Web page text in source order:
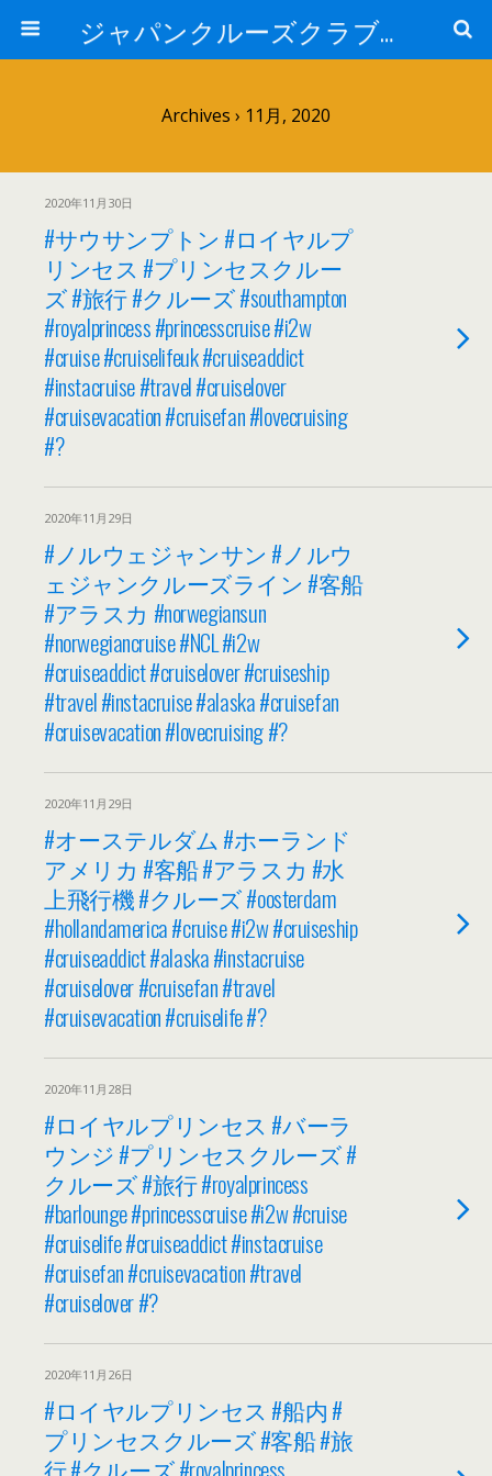
ジャパンクルーズクラブ トピック
Archives › 11月, 2020
2020年11月30日
#サウサンプトン #ロイヤルプ
リンセス #プリンセスクルー
ズ #旅行 #クルーズ #southampton
#royalprincess #princesscruise #i2w
#cruise #cruiselifeuk #cruiseaddict
#instacruise #travel #cruiselover
#cruisevacation #cruisefan #lovecruising
#?
2020年11月29日
#ノルウェジャンサン #ノルウ
ェジャンクルーズライン #客船
#アラスカ #norwegiansun
#norwegiancruise #NCL #i2w
#cruiseaddict #cruiselover #cruiseship
#travel #instacruise #alaska #cruisefan
#cruisevacation #lovecruising #?
2020年11月29日
#オーステルダム #ホーランド
アメリカ #客船 #アラスカ #水
上飛行機 #クルーズ #oosterdam
#hollandamerica #cruise #i2w #cruiseship
#cruiseaddict #alaska #instacruise
#cruiselover #cruisefan #travel
#cruisevacation #cruiselife #?
2020年11月28日
#ロイヤルプリンセス #バーラ
ウンジ #プリンセスクルーズ #
クルーズ #旅行 #royalprincess
#barlounge #princesscruise #i2w #cruise
#cruiselife #cruiseaddict #instacruise
#cruisefan #cruisevacation #travel
#cruiselover #?
2020年11月26日
#ロイヤルプリンセス #船内 #
プリンセスクルーズ #客船 #旅
行 #クルーズ #royalprincess